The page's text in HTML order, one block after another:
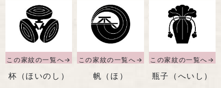
杯（ほいのし） 帆（ほ） 瓶子（へいし）